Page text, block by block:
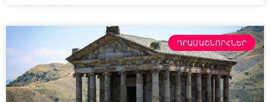
ԴՐԱՄԱՇՆՈՐՀՆԵՐ